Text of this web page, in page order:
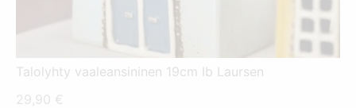
Talolyhty vaaleansininen 19cm Ib Laursen
29,90 €